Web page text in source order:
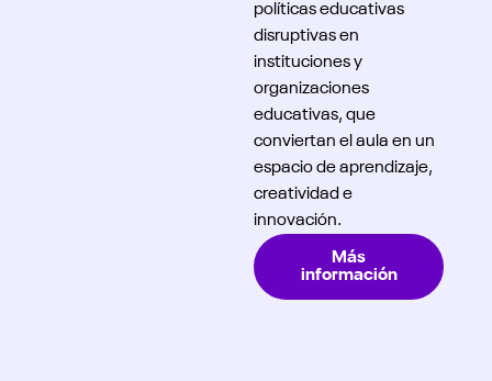
políticas educativas
disruptivas en
instituciones y
organizaciones
educativas, que
conviertan el aula en un
espacio de aprendizaje,
creatividad e
innovación.
Más
información